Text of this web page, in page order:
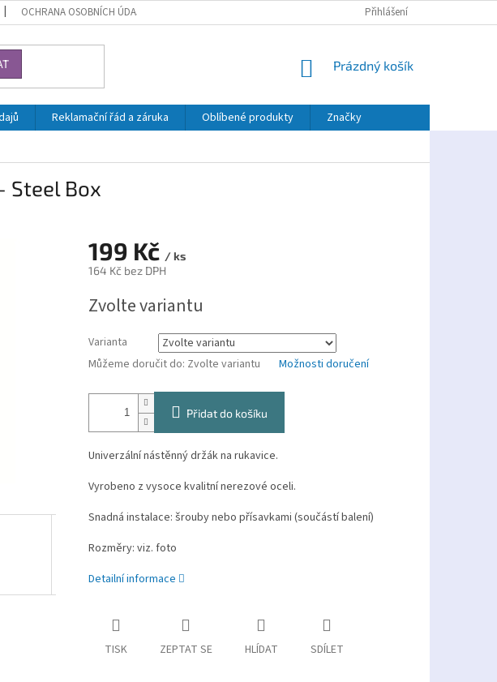
OCHRANA OSOBNÍCH ÚDAJŮ Přihlášení
NÁKUPNÍ
Prázdný košík
Reklamační řád a záruka Oblíbené produkty
Značky
Steel Box
199 Kč / ks
164 Kč bez DPH
cena:
Zvolte variantu
Varianta
Můžeme doručit do: Zvolte variantu Možnosti doručení
Přidat do košíku
Univerzální nástěnný držák na rukavice.
Vyrobeno z vysoce kvalitnínerezové oceli.
Snadná instalace: šrouby nebo přísavkami (součástí balení)
Rozměry: viz. foto
Detailní informace
TISK ZEPTAT SE HLÍDAT SDÍLET